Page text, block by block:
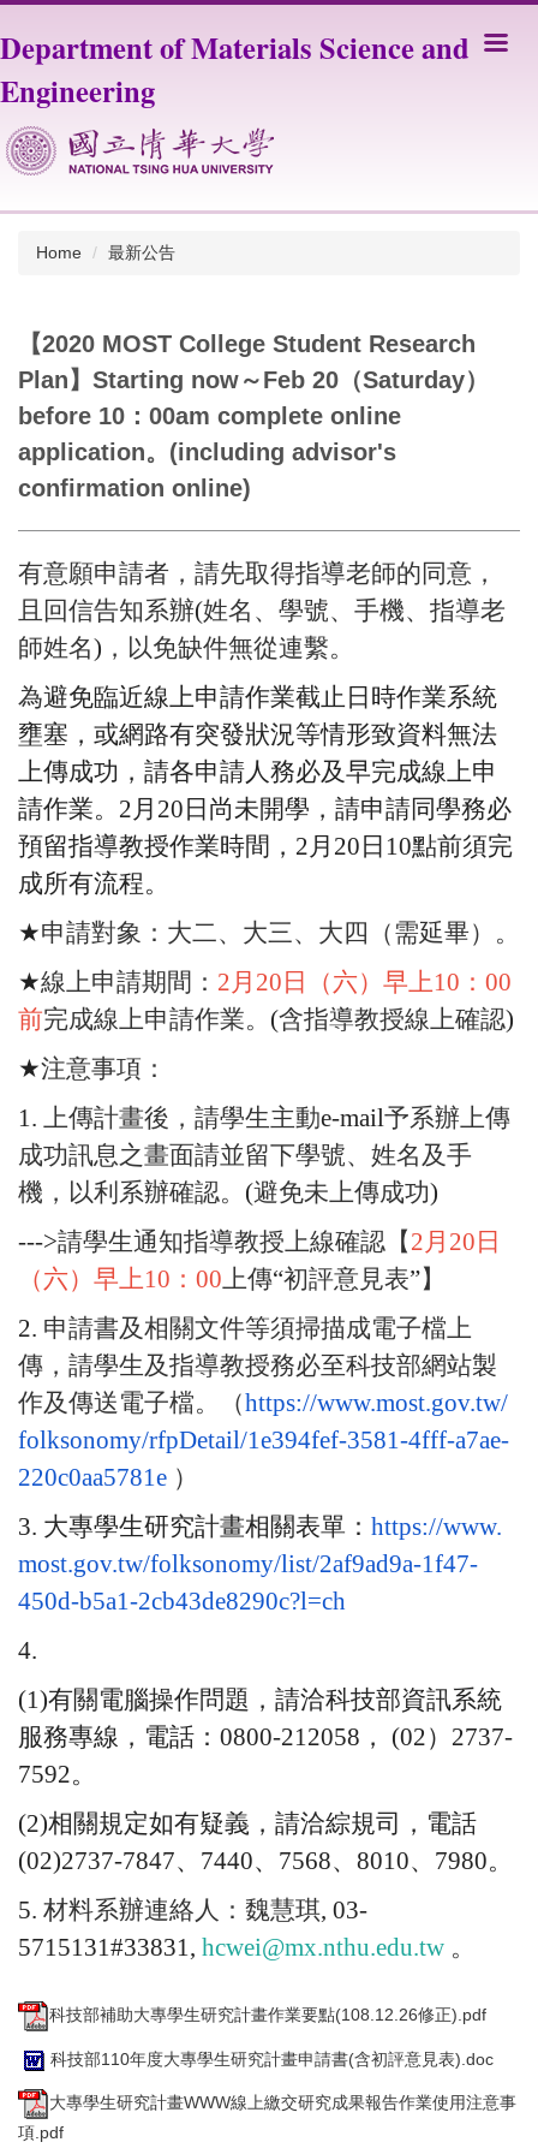
to
main
block
Department of Materials Science and
Engineering
Home 最新公告
【2020 MOST College Student Research
Plan】Starting now～Feb 20（Saturday）
before 10：00am complete online
application。(including advisor's
confirmation online)
有意願申請者，請先取得指導老師的同意，
且回信告知系辦(姓名、 學號、手機、指導老
師姓名) ，以免缺件無從連繫。
為避免臨近線上申請作業截止日時作業系統
壅塞， 或網路有突發狀況等情形致資料無法
上傳成功， 請各申請人務必及早完成線上申
請作業。 2月 20 日尚未開學， 請申請同學務必
預留指導教授作業時間， 2月 20 日 10點前須完
成所有流程。
★申請對象：大二、大三、大四（需延畢）。
★線上申請期間： 2月 20 日（六）早上10 ： 00
前完成線上申請作業。 (含指導教授線上確認)
★注意事項：
1. 上傳計畫後，請學生主動e-mail予系辦上傳
成功訊息之畫面請並留下學號、姓名及手
機，以利系辦確認。 (避免未上傳成功)
--->請學生通知指導教授上線確認【2月 20 日
（六）早上10 ： 00上傳“初評意見表”】
2. 申請書及相關文件等須掃描成電子檔上
傳， 請學生及指導教授務必至科技部網站製
作及傳送電子檔。（https://www.most.gov.tw/
folksonomy/rfpDetail/1e394fef-3581-4fff-a7ae-
220c0aa5781e ）
3. 大專學生研究計畫相關表單： https://www.
most.gov.tw/folksonomy/list/2af9ad9a-1f47-
450d-b5a1-2cb43de8290c?l=ch
4.
(1)有關電腦操作問題，請洽科技部資訊系統
服務專線，電話： 0800-212058 ， (02） 2737-
7592。
(2)相關規定如有疑義，請洽綜規司，電話
(02)2737-7847、 7440、 7568、 8010、 7980。
5. 材料系辦連絡人：魏慧琪, 03-
5715131#33831, hcwei@mx.nthu.edu.tw 。
科技部補助大專學生研究計畫作業要點(108.12.26修正).pdf
科技部110年度大專學生研究計畫申請書(含初評意見表).doc
大專學生研究計畫WWW線上繳交研究成果報告作業使用注意事
項.pdf